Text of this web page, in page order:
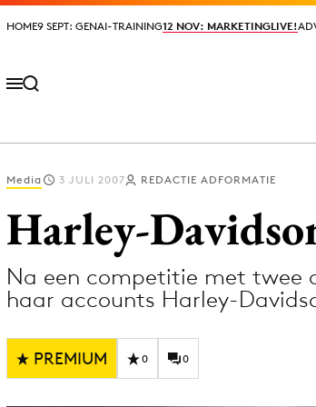
HOME9 SEPT: GENAI-TRAINING12 NOV: MARKETINGLIVE!
HOME9 SEPT: GENAI-TRAINING12 NOV: MARKETINGLIVE!
Digital transformation
Diversiteit
Media 3 JULI 2007 REDACTIE ADFORMATIE
Harley-
Na een competitie met twee
haar accounts Harley-
PREMIUM 0 0